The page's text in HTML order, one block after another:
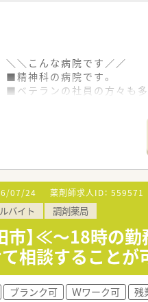
＼＼こんな病院です／／
■精神科の病院です。
■ベテランの社員の方々も多
■助け合いの文化があり、
■調剤・監査・服薬指導が
■ベテランの調剤事務の方が
＼＼こんな方におススメ／／
■プライベート、ご家庭を優
■人間関係を優先してお仕
07/24 薬剤師求人ID： 559571
バイト 調剤薬局
市】≪～18時の
相談することが
ブランク可 Ｗワーク可 残